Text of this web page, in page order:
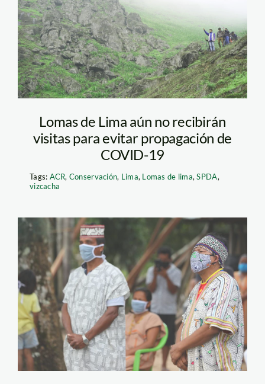
jaime-tranca—spda
Lomas de Lima aún no recibirán
visitas para evitar propagación de
COVID-19
Tags: ACR, Conservación, Lima, Lomas de lima,SPDA,
vizcacha
Julio Cusurichi-PPII